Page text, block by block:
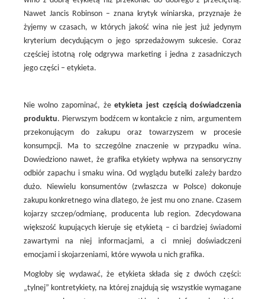
Nawet Jancis Robinson – znana krytyk winiarska, przyznaje że
żyjemy w czasach, w których jakość wina nie jest już jedynym
kryterium decydującym o jego sprzedażowym sukcesie. Coraz
częściej istotną rolę odgrywa marketing i jedna z zasadniczych
jego części – etykieta.
Nie wolno zapominać, żeetykieta jest częścią doświadczenia
produktu. Pierwszym bodźcem w kontakcie z nim, argumentem
przekonującym do zakupu oraz towarzyszem w procesie
konsumpcji. Ma to szczególne znaczenie w przypadku wina.
Dowiedziono nawet, że grafika etykiety wpływa na sensoryczny
odbiór zapachu i smaku wina. Od wyglądu butelki zależy bardzo
dużo. Niewielu konsumentów (zwłaszcza w Polsce) dokonuje
zakupu konkretnego wina dlatego, że jest mu ono znane. Czasem
kojarzy szczep/odmianę, producenta lub region. Zdecydowana
większość kupujących kieruje się etykietą – ci bardziej świadomi
zawartymi na niej informacjami, a ci mniej doświadczeni
emocjami i skojarzeniami, które wywoła u nich grafika.
Mogłoby się wydawać, że etykieta składa się z dwóch części:
„tylnej” kontretykiety, na której znajdują się wszystkie wymagane